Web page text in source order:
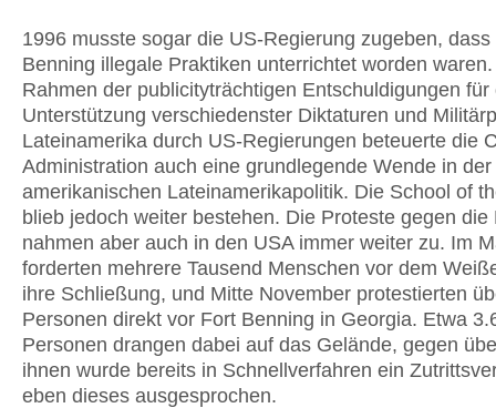
1996 musste sogar die US-Regierung zugeben, dass
Benning illegale Praktiken unterrichtet worden
Rahmen der publicityträchtigen Entschuldigungen für
Unterstützung verschiedenster Diktaturen und
Lateinamerika durch US-Regierungen beteuerte die
Administration auch eine grundlegende Wende in der
amerikanischen Lateinamerikapolitik. Die School of
blieb jedoch weiter bestehen. Die Proteste gegen die
nahmen aber auch in den USA immer weiter zu. Im
forderten mehrere Tausend Menschen vor dem
ihre Schließung, und Mitte November protestierten
Personen direkt vor Fort Benning in Georgia. Etwa
Personen drangen dabei auf das Gelände, gegen
ihnen wurde bereits in Schnellverfahren ein
eben dieses ausgesprochen.